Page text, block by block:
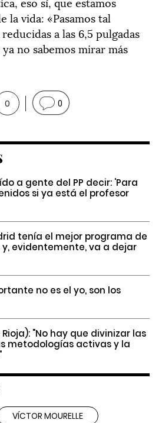
la vida: «Pasamos tal
a las 6,5 pulgadas
no sabemos mirar más
0 0
a gente del PP decir: 'Para
si ya está el profesor
tenía el mejor programa de
evidentemente, va a dejar
no es el yo, son los
"No hay que divinizar las
metodologías activas y la
VÍCTOR MOURELLE